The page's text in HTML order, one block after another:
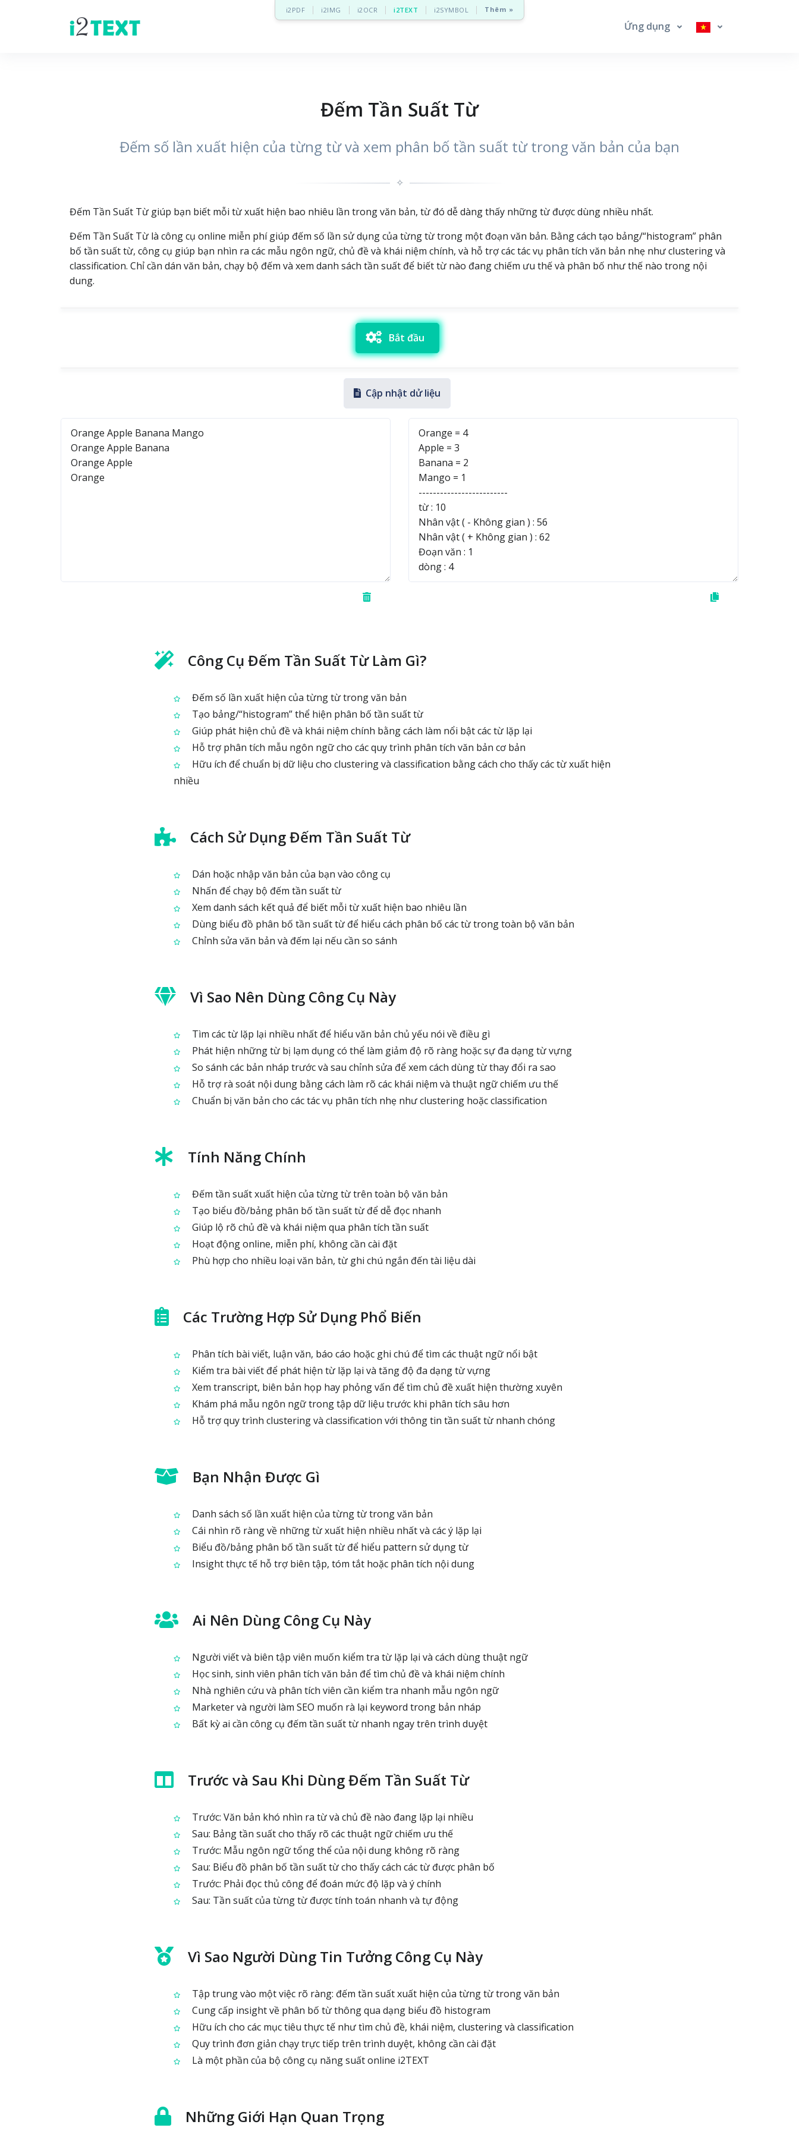
i2PDF i2IMG i2OCR i2TEXT i2SYMBOL Thêm »
Ứng dụng
Đếm Tần Suất Từ
Đếm số lần xuất hiện của từng từ và xem phân bố tần suất từ trong văn bản của bạn
✧
Đếm Tần Suất Từ giúp bạn biết mỗi từ xuất hiện bao nhiêu lần trong văn bản, từ đó dễ dàng thấy những từ được dùng nhiều nhất.
Đếm Tần Suất Từ là công cụ online miễn phí giúp đếm số lần sử dụng của từng từ trong một đoạn văn bản. Bằng cách tạo bảng/“histogram” phân
bố tần suất từ, công cụ giúp bạn nhìn ra các mẫu ngôn ngữ, chủ đề và khái niệm chính, và hỗ trợ các tác vụ phân tích văn bản nhẹ như clustering và
classification. Chỉ cần dán văn bản, chạy bộ đếm và xem danh sách tần suất để biết từ nào đang chiếm ưu thế và phân bố như thế nào trong nội
dung.
Bắt đầu
Cập nhật dử liệu
Công Cụ Đếm Tần Suất Từ Làm Gì?
Đếm số lần xuất hiện của từng từ trong văn bản
Tạo bảng/“histogram” thể hiện phân bố tần suất từ
Giúp phát hiện chủ đề và khái niệm chính bằng cách làm nổi bật các từ lặp lại
Hỗ trợ phân tích mẫu ngôn ngữ cho các quy trình phân tích văn bản cơ bản
Hữu ích để chuẩn bị dữ liệu cho clustering và classification bằng cách cho thấy các từ xuất hiện
nhiều
Cách Sử Dụng Đếm Tần Suất Từ
Dán hoặc nhập văn bản của bạn vào công cụ
Nhấn để chạy bộ đếm tần suất từ
Xem danh sách kết quả để biết mỗi từ xuất hiện bao nhiêu lần
Dùng biểu đồ phân bố tần suất từ để hiểu cách phân bố các từ trong toàn bộ văn bản
Chỉnh sửa văn bản và đếm lại nếu cần so sánh
Vì Sao Nên Dùng Công Cụ Này
Tìm các từ lặp lại nhiều nhất để hiểu văn bản chủ yếu nói về điều gì
Phát hiện những từ bị lạm dụng có thể làm giảm độ rõ ràng hoặc sự đa dạng từ vựng
So sánh các bản nháp trước và sau chỉnh sửa để xem cách dùng từ thay đổi ra sao
Hỗ trợ rà soát nội dung bằng cách làm rõ các khái niệm và thuật ngữ chiếm ưu thế
Chuẩn bị văn bản cho các tác vụ phân tích nhẹ như clustering hoặc classification
Tính Năng Chính
Đếm tần suất xuất hiện của từng từ trên toàn bộ văn bản
Tạo biểu đồ/bảng phân bố tần suất từ để dễ đọc nhanh
Giúp lộ rõ chủ đề và khái niệm qua phân tích tần suất
Hoạt động online, miễn phí, không cần cài đặt
Phù hợp cho nhiều loại văn bản, từ ghi chú ngắn đến tài liệu dài
Các Trường Hợp Sử Dụng Phổ Biến
Phân tích bài viết, luận văn, báo cáo hoặc ghi chú để tìm các thuật ngữ nổi bật
Kiểm tra bài viết để phát hiện từ lặp lại và tăng độ đa dạng từ vựng
Xem transcript, biên bản họp hay phỏng vấn để tìm chủ đề xuất hiện thường xuyên
Khám phá mẫu ngôn ngữ trong tập dữ liệu trước khi phân tích sâu hơn
Hỗ trợ quy trình clustering và classification với thông tin tần suất từ nhanh chóng
Bạn Nhận Được Gì
Danh sách số lần xuất hiện của từng từ trong văn bản
Cái nhìn rõ ràng về những từ xuất hiện nhiều nhất và các ý lặp lại
Biểu đồ/bảng phân bố tần suất từ để hiểu pattern sử dụng từ
Insight thực tế hỗ trợ biên tập, tóm tắt hoặc phân tích nội dung
Ai Nên Dùng Công Cụ Này
Người viết và biên tập viên muốn kiểm tra từ lặp lại và cách dùng thuật ngữ
Học sinh, sinh viên phân tích văn bản để tìm chủ đề và khái niệm chính
Nhà nghiên cứu và phân tích viên cần kiểm tra nhanh mẫu ngôn ngữ
Marketer và người làm SEO muốn rà lại keyword trong bản nháp
Bất kỳ ai cần công cụ đếm tần suất từ nhanh ngay trên trình duyệt
Trước và Sau Khi Dùng Đếm Tần Suất Từ
Trước: Văn bản khó nhìn ra từ và chủ đề nào đang lặp lại nhiều
Sau: Bảng tần suất cho thấy rõ các thuật ngữ chiếm ưu thế
Trước: Mẫu ngôn ngữ tổng thể của nội dung không rõ ràng
Sau: Biểu đồ phân bố tần suất từ cho thấy cách các từ được phân bố
Trước: Phải đọc thủ công để đoán mức độ lặp và ý chính
Sau: Tần suất của từng từ được tính toán nhanh và tự động
Vì Sao Người Dùng Tin Tưởng Công Cụ Này
Tập trung vào một việc rõ ràng: đếm tần suất xuất hiện của từng từ trong văn bản
Cung cấp insight về phân bố từ thông qua dạng biểu đồ histogram
Hữu ích cho các mục tiêu thực tế như tìm chủ đề, khái niệm, clustering và classification
Quy trình đơn giản chạy trực tiếp trên trình duyệt, không cần cài đặt
Là một phần của bộ công cụ năng suất online i2TEXT
Những Giới Hạn Quan Trọng